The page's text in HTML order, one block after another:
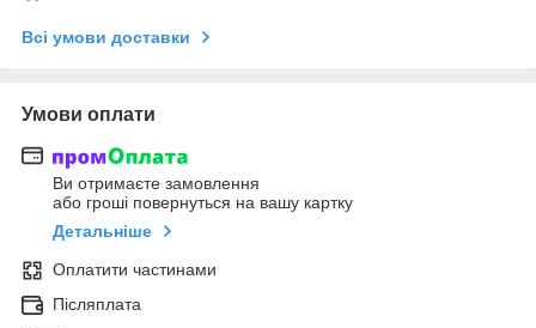
Всі умови доставки
Умови оплати
Ви отримаєте замовлення
або гроші повернуться на вашу картку
Детальніше
Оплатити частинами
Післяплата